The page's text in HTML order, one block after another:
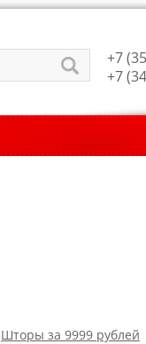
+7
+7
Шторы за 9999 рублей